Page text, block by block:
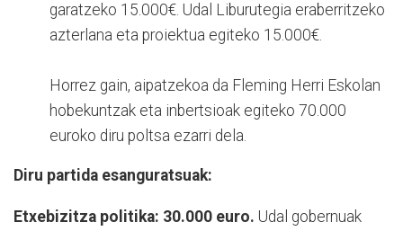
garatzeko 15.000€. Udal Liburutegia eraberritzeko
azterlana eta proiektua egiteko 15.000€.
Horrez gain, aipatzekoa da Fleming Herri Eskolan
hobekuntzak eta inbertsioak egiteko 70.000
euroko diru poltsa ezarri dela.
Diru partida esanguratsuak:
Etxebizitza politika: 30.000 euro. Udal gobernuak